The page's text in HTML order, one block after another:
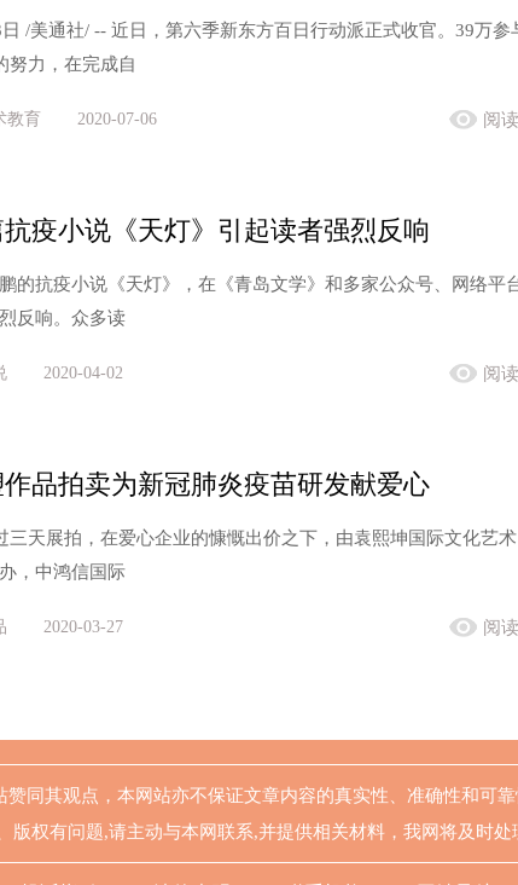
/美通社/ -- 近日，第六季新东方百日行动派正式收官。39万参
努力，在完成自
教育 2020-07-06 阅
疫小说《天灯》引起读者强烈反响
的抗疫小说《天灯》，在《青岛文学》和多家公众号、网络平
反响。众多读
2020-04-02 阅
品拍卖为新冠肺炎疫苗研发献爱心
三天展拍，在爱心企业的慷慨出价之下，由袁熙坤国际文化艺
，中鸿信国际
2020-03-27 阅
同其观点，本网站亦不保证文章内容的真实性、准确性和可
权有问题,请主动与本网联系,并提供相关材料，我网将及时处